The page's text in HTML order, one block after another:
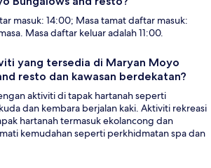
masuk: 14:00; Masa tamat daftar masuk:
Masa daftar keluar adalah 11:00.
yang tersedia di Maryan Moyo
resto dan kawasan berdekatan?
aktiviti di tapak hartanah seperti
dan kembara berjalan kaki. Aktiviti rekreasi
hartanah termasuk ekolancong dan
kemudahan seperti perkhidmatan spa dan